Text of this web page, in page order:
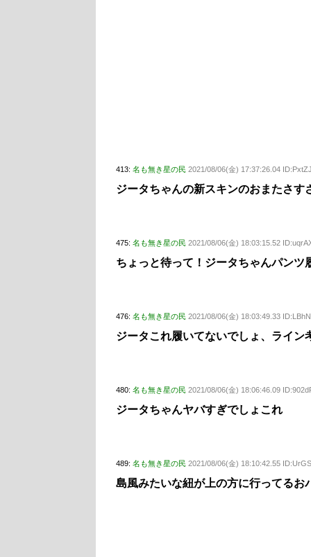
413: 名も無き星の民 2021/08/06(金) 17:37:26.04
ジータちゃんの新スキンのおまたさす
475: 名も無き星の民 2021/08/06(金) 18:03:15.52
ちょっと待って！ジータちゃんパンツ
476: 名も無き星の民 2021/08/06(金) 18:03:49.33
ジータこれ履いてないでしょ、ライン
480: 名も無き星の民 2021/08/06(金) 18:06:46.09
ジータちゃんヤバすぎでしょこれ
489: 名も無き星の民 2021/08/06(金) 18:10:42.55
島風みたいな紐が上の方に行ってるお